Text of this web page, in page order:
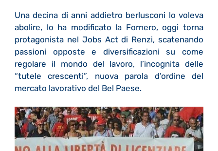
Una decina di anni addietro berlusconi lo voleva
abolire, lo ha modificato la Fornero, oggi torna
protagonista nel Jobs Act di Renzi, scatenando
passioni opposte e diversificazioni su come
regolare il mondo del lavoro, l’incognita delle
“tutele crescenti”, nuova parola d’ordine del
mercato lavorativo del Bel Paese.